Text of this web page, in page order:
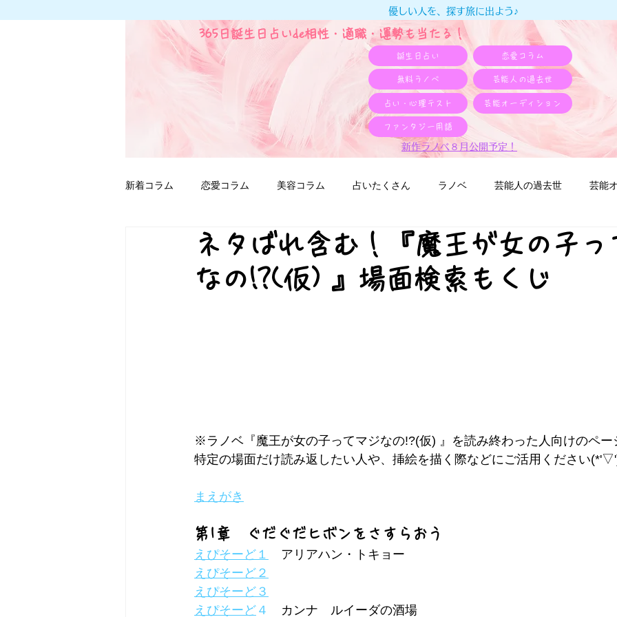
365日誕生日占いde相性・適職・​運勢も当たる！
優しい人を、探す旅に出よう♪
誕生日占い 恋愛コラム
無料ラノベ 芸能人の過去世
占い・心理テスト 芸能オーディション
ファンタジー用語
新作ラノベ８月公開予定！
新着コラム 恋愛コラム 美容コラム 占いたくさん ラノベ 芸能人の過去世 芸能
ファンタジー用語ネタばれ含む！『魔王が女の子っ
なの!?(仮) 』場面検索もくじ
※ラノベ『魔王が女の子ってマジなの!?(仮) 』を読み終わった人向けのペー
特定の場面だけ読み返したい人や、挿絵を描く際などにご活用ください
まえがき
第1章　ぐだぐだヒボンをさすらおう
えぴそーど１
アリアハン・トキョー
えぴそーど２
えぴそーど３
えぴそーど ４
カンナ　ルイーダの酒場